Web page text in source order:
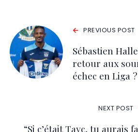
PREVIOUS POST
Sébastien
retour aux
échec en Liga ?
NEXT POST
“Si c’était Tayc, tu aurais